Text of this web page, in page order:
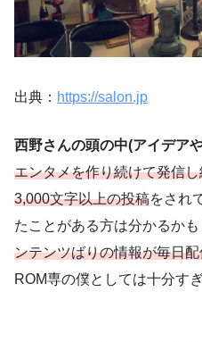
出典： https://salon.jp
西野さんの頭の中(アイデア
エンタメを作り続けて発信
3,000文字以上の投稿をされ
たことがある方は分かるかも
ンテンツばりの情報が毎日配
ROM専の僕としては十分す